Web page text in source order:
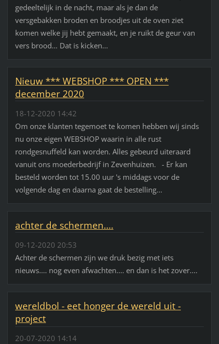
gedeeltelijk in de nacht, maar als je dan de
versgebakken broden en broodjes uit de oven ziet
komen welke jij hebt gemaakt, en je ruikt de geur van
vers brood… Dat is kicken...
Nieuw *** WEBSHOP *** OPEN ***
december 2020
18-12-2020 14:42
Om onze klanten tegemoet te komen hebben wij sinds
nu onze eigen WEBSHOP waarin in alle rust
rondgesnuffeld kan worden. Alles gebeurd uiteraard
vanuit ons moederbedrijf in Zevenhuizen. - Er kan
besteld worden tot 15.00 uur 's middags voor de
volgende dag en daarna gaat de bestelling...
achter de schermen....
09-12-2020 20:53
Achter de schermen zijn we druk bezig met iets
nieuws.... nog even afwachten.... en dan is het zover....
wereldbol - eet honger de wereld uit -
project
20-07-2020 14:14